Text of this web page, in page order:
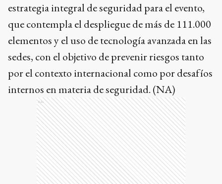
estrategia integral de seguridad para el evento,
que contempla el despliegue de más de 111.000
elementos y el uso de tecnología avanzada en las
sedes, con el objetivo de prevenir riesgos tanto
por el contexto internacional como por desafíos
internos en materia de seguridad. (NA)
Ads